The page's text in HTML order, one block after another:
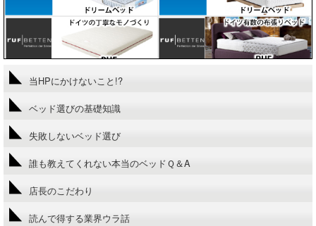
当HPにかけないこと!?
ベッド選びの基礎知識
失敗しないベッド選び
誰も教えてくれない本当のベッドＱ＆A
店長のこだわり
読んで得する業界ウラ話